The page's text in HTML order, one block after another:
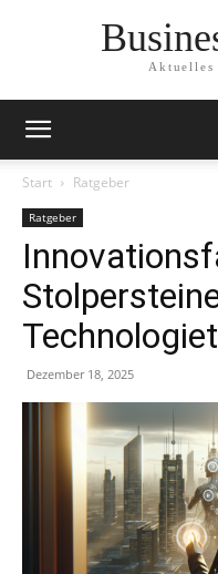
Aktuelles
Start Ratgeber
Ratgeber
Dezember 18, 2025